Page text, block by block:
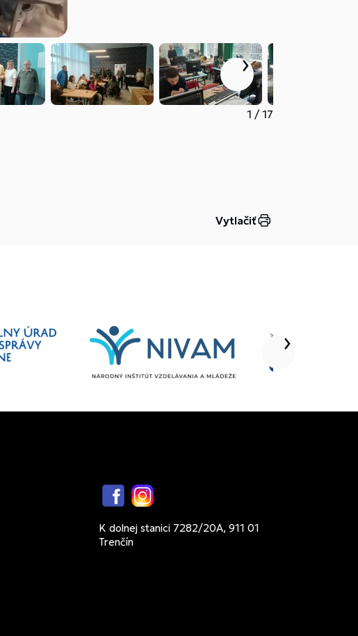
1 / 17
Vytlačiť
FacebookInstagram
K dolnej stanici 7282/20A, 911 01
Trenčín